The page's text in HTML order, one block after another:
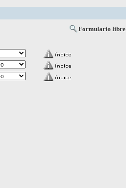
Formulario libre